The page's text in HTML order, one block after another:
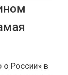
о России» в